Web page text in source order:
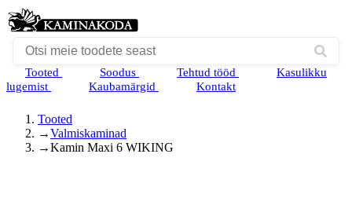
Tooted Soodus Tehtud tööd
Kasulikku
lugemist
Kaubamärgid Kontakt
Tooted
→Valmiskaminad
→Kamin Maxi 6 WIKING